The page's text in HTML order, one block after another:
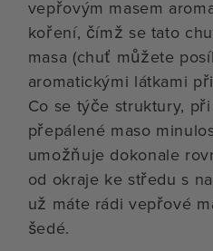
vepřovým masem
koření, čímž se tato
masa (chuť můžete
aromatickými látkami
Co se týče struktury,
přepálené maso
umožňuje dokonale
od okraje ke středu s
už máte rádi vepřové
šedé.